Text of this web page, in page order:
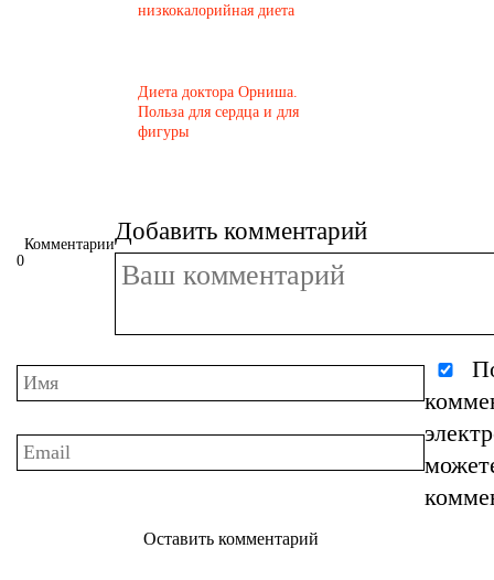
низкокалорийная диета
​Диета доктора Орниша.
Польза для сердца и для
фигуры
Комментарии
0
Добавить комментарий
Оставить комментарий